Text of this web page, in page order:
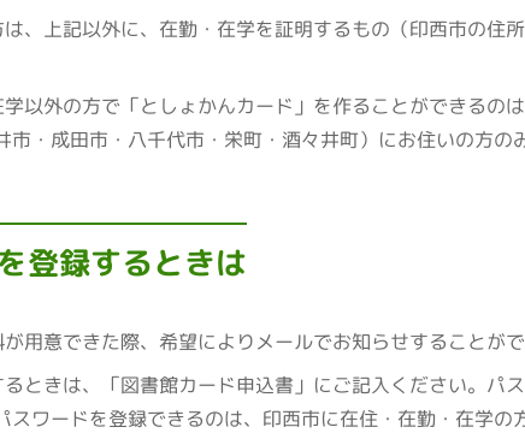
、上記以外に、在勤・在学を証明するもの（印西市の住
以外の方で「としょかんカード」を作ることができるの
市・成田市・八千代市・栄町・酒々井町）にお住いの方の
登録するときは
用意できた際、希望によりメールでお知らせすることがで
ときは、「図書館カード申込書」にご記入ください。パ
スワードを登録できるのは、印西市に在住・在勤・在学の